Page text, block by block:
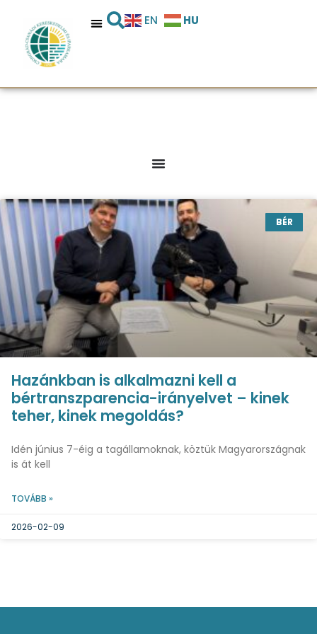
EN HU
BÉR
Hazánkban is alkalmazni kell a
bértranszparencia-irányelvet – kinek
teher, kinek megoldás?
Idén június 7-éig a tagállamoknak, köztük Magyarországnak
is át kell
TOVÁBB »
2026-02-09